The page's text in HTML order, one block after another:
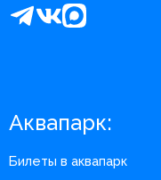
Аквапарк:
Билеты в аквапарк